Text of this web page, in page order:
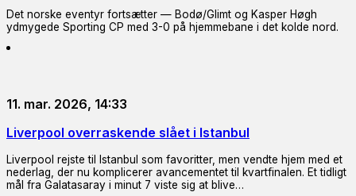
Det norske eventyr fortsætter — Bodø/Glimt og Kasper Høgh
ydmygede Sporting CP med 3-0 på hjemmebane i det kolde nord.
11. mar. 2026, 14:33
Liverpool overraskende slået i Istanbul
Liverpool rejste til Istanbul som favoritter, men vendte hjem med et
nederlag, der nu komplicerer avancementet til kvartfinalen. Et tidligt
mål fra Galatasaray i minut 7 viste sig at blive…